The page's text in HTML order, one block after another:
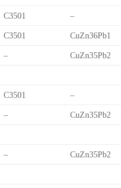
C3501 –
C3501 CuZn36Pb1
– CuZn35Pb2
C3501 –
– CuZn35Pb2
– CuZn35Pb2